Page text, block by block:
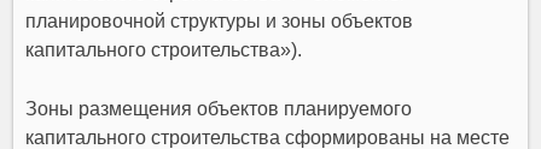
планировочной структуры и зоны объектов
капитального строительства»).
Зоны размещения объектов планируемого
капитального строительства сформированы на месте